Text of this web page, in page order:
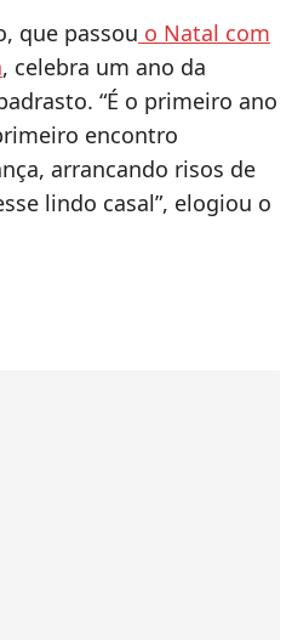
que passou o Natal com
, celebra um ano da
“É o primeiro ano
encontro
arrancando risos de
lindo casal”, elogiou o